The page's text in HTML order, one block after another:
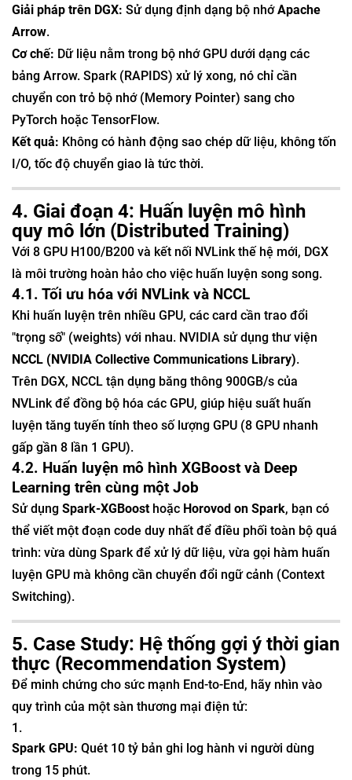
Giải pháp trên DGX: Sử dụng định dạng bộ nhớApache
Arrow.
Cơ chế: Dữ liệu nằm trong bộ nhớ GPU dưới dạng các
bảng Arrow. Spark (RAPIDS) xử lý xong, nó chỉ cần
chuyển con trỏ bộ nhớ (Memory Pointer) sang cho
PyTorch hoặc TensorFlow.
Kết quả: Không có hành động sao chép dữ liệu, không tốn
I/O, tốc độ chuyển giao là tức thời.
4. Giai đoạn 4: Huấn luyện mô hình
quy mô lớn (Distributed Training)
Với 8 GPU H100/B200 và kết nối NVLink thế hệ mới, DGX
là môi trường hoàn hảo cho việc huấn luyện song song.
4.1. Tối ưu hóa với NVLink và NCCL
Khi huấn luyện trên nhiều GPU, các card cần trao đổi
"trọng số" (weights) với nhau. NVIDIA sử dụng thư viện
NCCL (NVIDIA Collective Communications Library).
Trên DGX, NCCL tận dụng băng thông 900GB/s của
NVLink để đồng bộ hóa các GPU, giúp hiệu suất huấn
luyện tăng tuyến tính theo số lượng GPU (8 GPU nhanh
gấp gần 8 lần 1 GPU).
4.2. Huấn luyện mô hình XGBoost và Deep
Learning trên cùng một Job
Sử dụng Spark-XGBoosthoặc Horovod on Spark, bạn có
thể viết một đoạn code duy nhất để điều phối toàn bộ quá
trình: vừa dùng Spark để xử lý dữ liệu, vừa gọi hàm huấn
luyện GPU mà không cần chuyển đổi ngữ cảnh (Context
Switching).
5. Case Study: Hệ thống gợi ý thời gian
thực (Recommendation System)
Để minh chứng cho sức mạnh End-to-End, hãy nhìn vào
quy trình của một sàn thương mại điện tử:
Spark GPU: Quét 10 tỷ bản ghi log hành vi người dùng
trong 15 phút.